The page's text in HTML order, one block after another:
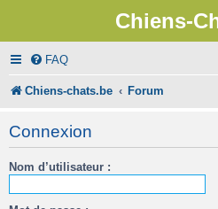
Chiens-
FAQ
Chiens-chats.be Forum
Connexion
Nom d’utilisateur :